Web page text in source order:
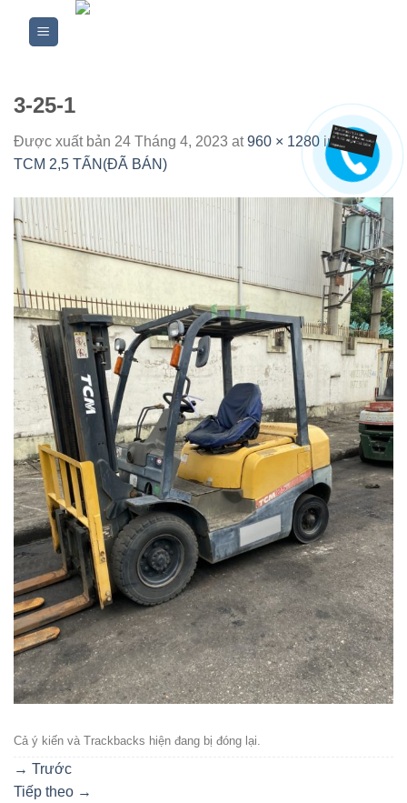
3-25-1
Được xuất bản 24 Tháng 4, 2023 at960 × 1280 inXE
TCM 2,5 TẤN(ĐÃ BÁN)
Cả ý kiến ​​và Trackbacks hiện đang bị đóng lại.
→ Trước
Tiếp theo →